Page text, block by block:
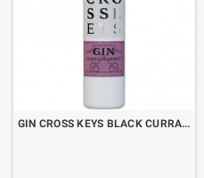
GIN CROSS KEYS BLACK CURRANT CL.70